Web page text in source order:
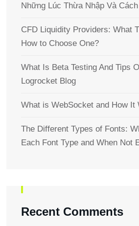
Những Lúc Thừa Nhập Và
CFD Liquidity Providers: What
How to Choose One?
What Is Beta Testing And Tips
Logrocket Blog
What is WebSocket and How It
The Different Types of Fonts:
Each Font Type and When Not
Recent Comments